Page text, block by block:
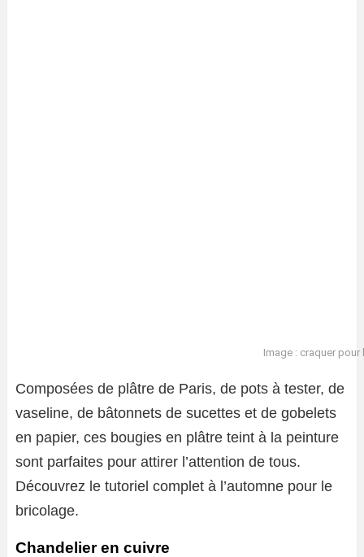
Image : craquer
Composées de plâtre de Paris, de pots à tester, de
vaseline, de bâtonnets de sucettes et de gobelets
en papier, ces bougies en plâtre teint à la peinture
sont parfaites pour attirer l’attention de tous.
Découvrez le tutoriel complet à l’automne pour le
bricolage.
Chandelier en cuivre